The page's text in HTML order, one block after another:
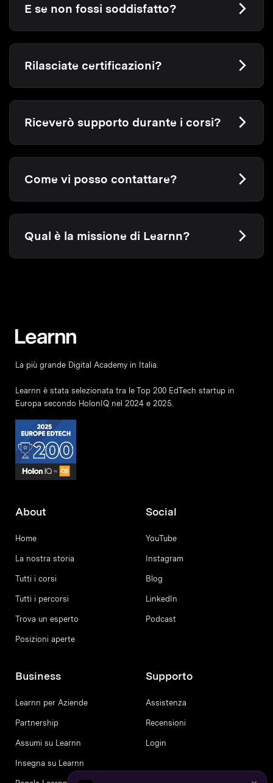
E se non fossi soddisfatto?
Rilasciate certificazioni?
Riceverò supporto durante i corsi?
Come vi posso contattare?
Qual è la missione di Learnn?
La più grande Digital Academy in Italia.
Learnn è stata selezionata tra le Top 200 EdTech startup in
Europa secondo HolonIQ nel 2024 e 2025.
About
Home
La nostra storia
Tutti i corsi
Tutti i percorsi
Trova un esperto
Posizioni aperte
Social
YouTube
Instagram
Blog
LinkedIn
Podcast
Business
Learnn per Aziende
Partnership
Assumi su Learnn
Insegna su Learnn
Supporto
Assistenza
Recensioni
Login